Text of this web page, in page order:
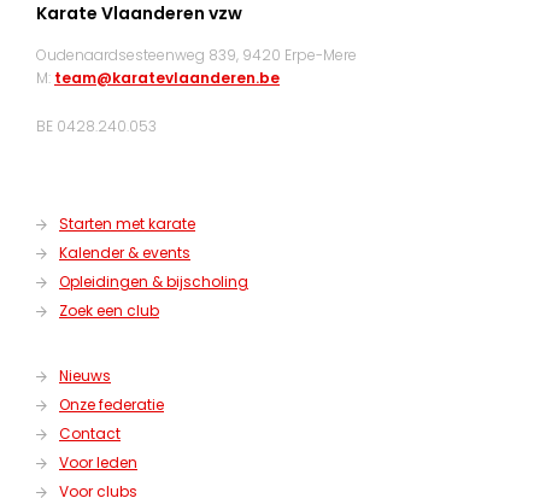
Karate Vlaanderen vzw
Oudenaardsesteenweg 839, 9420 Erpe-Mere
M: team@karatevlaanderen.be
BE 0428.240.053
Starten met karate
Kalender & events
Opleidingen & bijscholing
Zoek een club
Nieuws
Onze federatie
Contact
Voor leden
Voor clubs